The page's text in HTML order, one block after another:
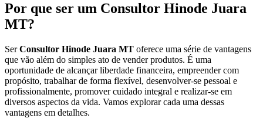
Por que ser um Consultor Hinode Juara
MT?
SerConsultor Hinode Juara MT oferece uma série de vantagens
que vão além do simples ato de vender produtos. É uma
oportunidade de alcançar liberdade financeira, empreender com
propósito, trabalhar de forma flexível, desenvolver-se pessoal e
profissionalmente, promover cuidado integral e realizar-se em
diversos aspectos da vida. Vamos explorar cada uma dessas
vantagens em detalhes.